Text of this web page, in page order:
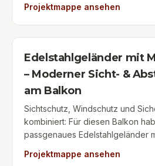
Langlebigkeit mit wohnlicher
anmutende Holzstufen. Als Absturzsicherung dient ein
maßgefertigtes
ergonomischem Handlauf, das
bis auf die Terrasse erstreckt.
Um den neuen Handlauf perfekt
Terrassenstruktur zu integrieren,
spezialangefertigte Edelstahl-
konstruiert und präzise auf den
Holzpfosten montiert. Eine
Sonderanfertigung aus
Wermelskirchen & Umgebung.
Projektmappe ansehen
Edelstahlgeländer mit
– Moderner Sicht- &
am Balkon
Sichtschutz, Windschutz und
kombiniert: Für diesen Balkon
passgenaues Edelstahlgeländer
montiert. Die transluzenten Glasfelder schützen
Projektmappe ansehen